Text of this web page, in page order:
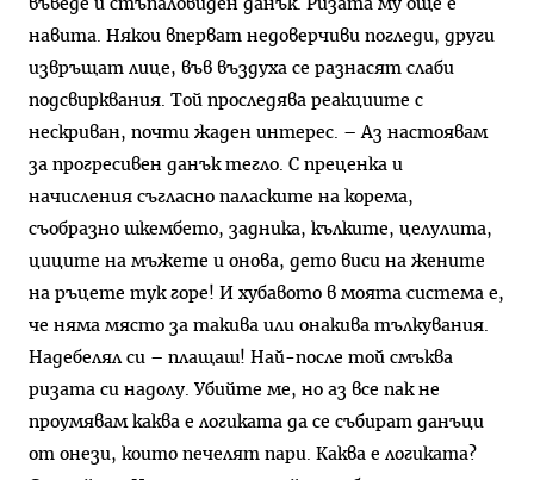
въведе и стъпаловиден данък. Ризата му още е
навита. Някои вперват недоверчиви погледи, други
извръщат лице, във въздуха се разнасят слаби
подсвирквания. Той проследява реакциите с
нескриван, почти жаден интерес. – Аз настоявам
за прогресивен данък тегло. С преценка и
начисления съгласно паласките на корема,
съобразно шкембето, задника, кълките, целулита,
циците на мъжете и онова, дето виси на жените
на ръцете тук горе! И хубавото в моята система е,
че няма място за такива или онакива тълкувания.
Надебелял си – плащаш! Най-после той смъква
ризата си надолу. Убийте ме, но аз все пак не
проумявам каква е логиката да се събират данъци
от онези, които печелят пари. Каква е логиката?